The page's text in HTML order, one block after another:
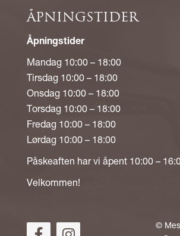
ÅPNINGSTIDER
Åpningstider
Mandag 10:00 – 18:00
Tirsdag 10:00 – 18:00
Onsdag 10:00 – 18:00
Torsdag 10:00 – 18:00
Fredag 10:00 – 18:00
Lørdag 10:00 – 18:00
Påskeaften har vi åpent 10:00 –
Velkommen!
©